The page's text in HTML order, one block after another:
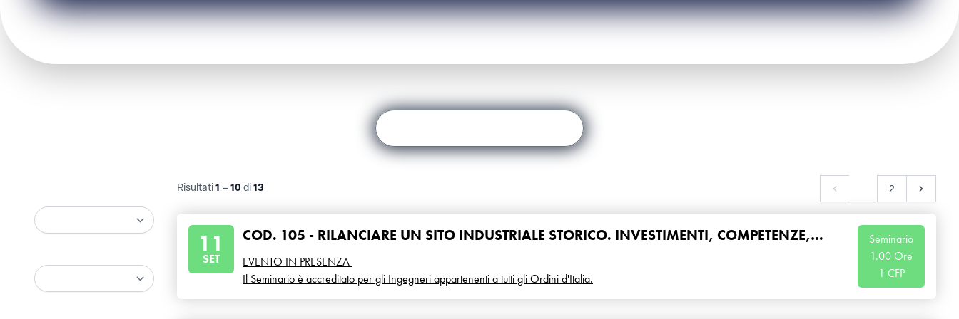
Risultati 1 – 10 di 13 2
11
SET
COD. 105 - RILANCIARE UN SITO INDUSTRIALE STORICO. INVESTIMENTI, COMPETENZE,
CONTINUITA’
EVENTO IN PRESENZA
Il Seminario è accreditato per gli Ingegneri appartenenti a tutti gli Ordini d'Italia.
Seminario
1.00 Ore
1 CFP